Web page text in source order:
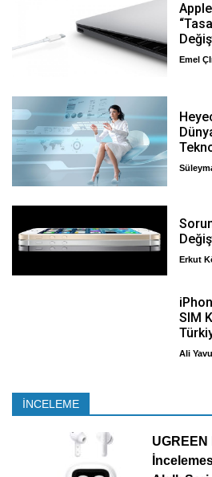
Emel
Erkut
SIM
Ali
İNCELEME